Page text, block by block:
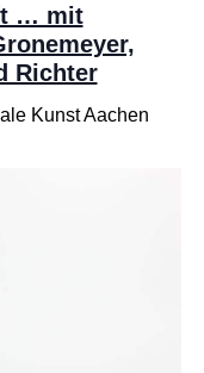
… mit
Richter
Kunst Aachen